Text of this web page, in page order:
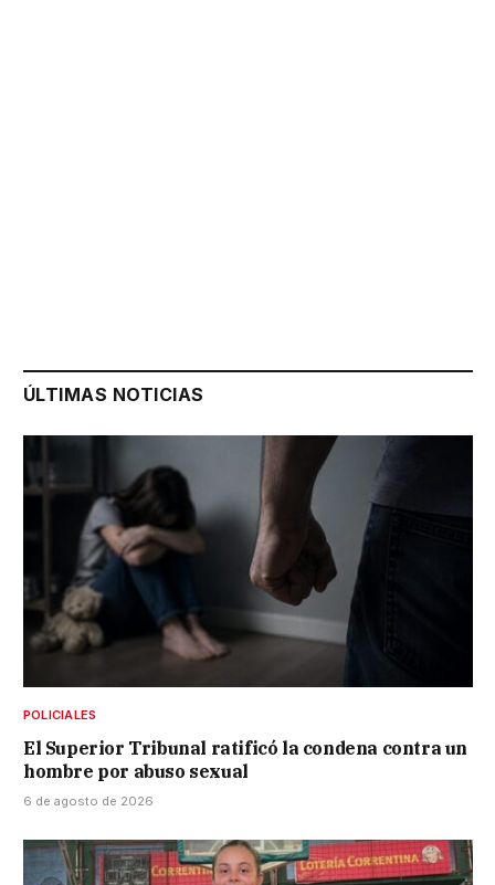
ÚLTIMAS NOTICIAS
POLICIALES
El Superior Tribunal ratificó la condena contra un
hombre por abuso sexual
6 de agosto de 2026